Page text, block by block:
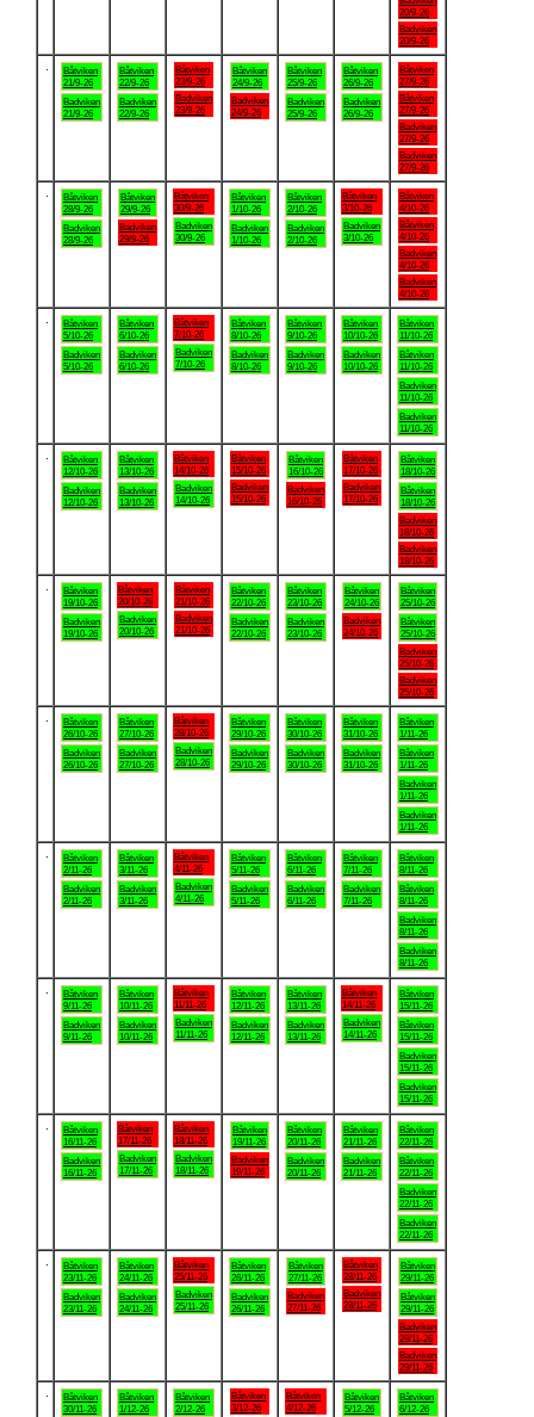
20/9-26
Badviken
20/9-26
Båtviken
21/9-26
Badviken
21/9-26
Båtviken
22/9-26
Badviken
22/9-26
Båtviken
23/9-26
Badviken
23/9-26
Båtviken
24/9-26
Badviken
24/9-26
Båtviken
25/9-26
Badviken
25/9-26
Båtviken
26/9-26
Badviken
26/9-26
Båtviken
27/9-26
Båtviken
27/9-26
Badviken
27/9-26
Badviken
27/9-26
Båtviken
28/9-26
Badviken
28/9-26
Båtviken
29/9-26
Badviken
29/9-26
Båtviken
30/9-26
Badviken
30/9-26
Båtviken
1/10-26
Badviken
1/10-26
Båtviken
2/10-26
Badviken
2/10-26
Båtviken
3/10-26
Badviken
3/10-26
Båtviken
4/10-26
Båtviken
4/10-26
Badviken
4/10-26
Badviken
4/10-26
Båtviken
5/10-26
Badviken
5/10-26
Båtviken
6/10-26
Badviken
6/10-26
Båtviken
7/10-26
Badviken
7/10-26
Båtviken
8/10-26
Badviken
8/10-26
Båtviken
9/10-26
Badviken
9/10-26
Båtviken
10/10-26
Badviken
10/10-26
Båtviken
11/10-26
Båtviken
11/10-26
Badviken
11/10-26
Badviken
11/10-26
Båtviken
12/10-26
Badviken
12/10-26
Båtviken
13/10-26
Badviken
13/10-26
Båtviken
14/10-26
Badviken
14/10-26
Båtviken
15/10-26
Badviken
15/10-26
Båtviken
16/10-26
Badviken
16/10-26
Båtviken
17/10-26
Badviken
17/10-26
Båtviken
18/10-26
Båtviken
18/10-26
Badviken
18/10-26
Badviken
18/10-26
Båtviken
19/10-26
Badviken
19/10-26
Båtviken
20/10-26
Badviken
20/10-26
Båtviken
21/10-26
Badviken
21/10-26
Båtviken
22/10-26
Badviken
22/10-26
Båtviken
23/10-26
Badviken
23/10-26
Båtviken
24/10-26
Badviken
24/10-26
Båtviken
25/10-26
Båtviken
25/10-26
Badviken
25/10-26
Badviken
25/10-26
Båtviken
26/10-26
Badviken
26/10-26
Båtviken
27/10-26
Badviken
27/10-26
Båtviken
28/10-26
Badviken
28/10-26
Båtviken
29/10-26
Badviken
29/10-26
Båtviken
30/10-26
Badviken
30/10-26
Båtviken
31/10-26
Badviken
31/10-26
Båtviken
1/11-26
Båtviken
1/11-26
Badviken
1/11-26
Badviken
1/11-26
Båtviken
2/11-26
Badviken
2/11-26
Båtviken
3/11-26
Badviken
3/11-26
Båtviken
4/11-26
Badviken
4/11-26
Båtviken
5/11-26
Badviken
5/11-26
Båtviken
6/11-26
Badviken
6/11-26
Båtviken
7/11-26
Badviken
7/11-26
Båtviken
8/11-26
Båtviken
8/11-26
Badviken
8/11-26
Badviken
8/11-26
Båtviken
9/11-26
Badviken
9/11-26
Båtviken
10/11-26
Badviken
10/11-26
Båtviken
11/11-26
Badviken
11/11-26
Båtviken
12/11-26
Badviken
12/11-26
Båtviken
13/11-26
Badviken
13/11-26
Båtviken
14/11-26
Badviken
14/11-26
Båtviken
15/11-26
Båtviken
15/11-26
Badviken
15/11-26
Badviken
15/11-26
Båtviken
16/11-26
Badviken
16/11-26
Båtviken
17/11-26
Badviken
17/11-26
Båtviken
18/11-26
Badviken
18/11-26
Båtviken
19/11-26
Badviken
19/11-26
Båtviken
20/11-26
Badviken
20/11-26
Båtviken
21/11-26
Badviken
21/11-26
Båtviken
22/11-26
Båtviken
22/11-26
Badviken
22/11-26
Badviken
22/11-26
Båtviken
23/11-26
Badviken
23/11-26
Båtviken
24/11-26
Badviken
24/11-26
Båtviken
25/11-26
Badviken
25/11-26
Båtviken
26/11-26
Badviken
26/11-26
Båtviken
27/11-26
Badviken
27/11-26
Båtviken
28/11-26
Badviken
28/11-26
Båtviken
29/11-26
Båtviken
29/11-26
Badviken
29/11-26
Badviken
29/11-26
Båtviken
30/11-26
Båtviken
1/12-26
Båtviken
2/12-26
Båtviken
3/12-26
Båtviken
4/12-26
Båtviken
5/12-26
Båtviken
6/12-26